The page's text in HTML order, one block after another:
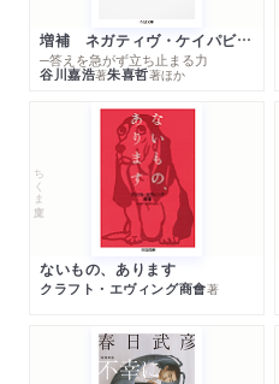
増補 ネガティヴ・ケイパビリティで生きる
─答えを急がず立ち止まる力
谷川嘉浩著朱喜哲著ほか
ちくま文庫
ないもの、あります
クラフト・エヴィング商會著